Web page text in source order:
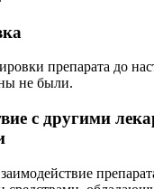
препарата до
не были.
с другими